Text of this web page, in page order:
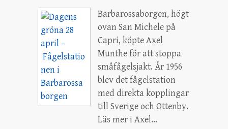
Barbarossaborgen, högt
ovan San Michele på
Capri, köpte Axel
Munthe för att stoppa
småfågelsjakt. År 1956
blev det fågelstation
med direkta kopplingar
till Sverige och Ottenby.
Läs mer i Axel…